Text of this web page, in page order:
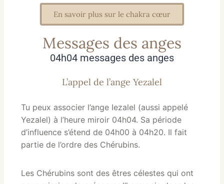
En savoir plus sur le chakra cœur
Messages des anges
04h04 messages des anges
L’appel de l’ange Yezalel
Tu peux associer l’ange Iezalel (aussi appelé
Yezalel) à l’heure miroir 04h04. Sa période
d’influence s’étend de 04h00 à 04h20. Il fait
partie de l’ordre des Chérubins.
Les Chérubins sont des êtres célestes qui ont